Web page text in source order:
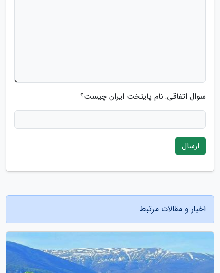
سوال اتفاقی: نام پایتخت ایران چیست؟
ارسال
اخبار و مقالات مرتبط